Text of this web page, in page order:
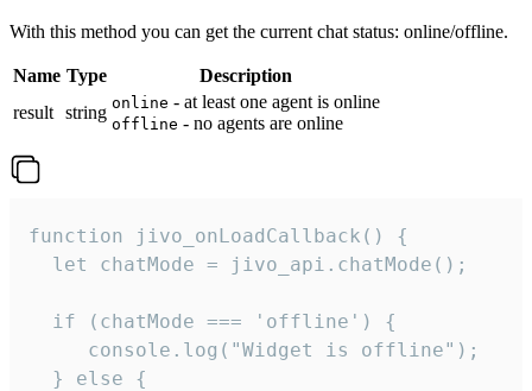
With this method you can get the current chat status: online/offline.
Name Type
Description
result string online - at least one agent is online
offline - no agents are online
function jivo_onLoadCallback() {
  let chatMode = jivo_api.chatMode();
  if (chatMode === 'offline') {
     console.log("Widget is offline");
  } else {